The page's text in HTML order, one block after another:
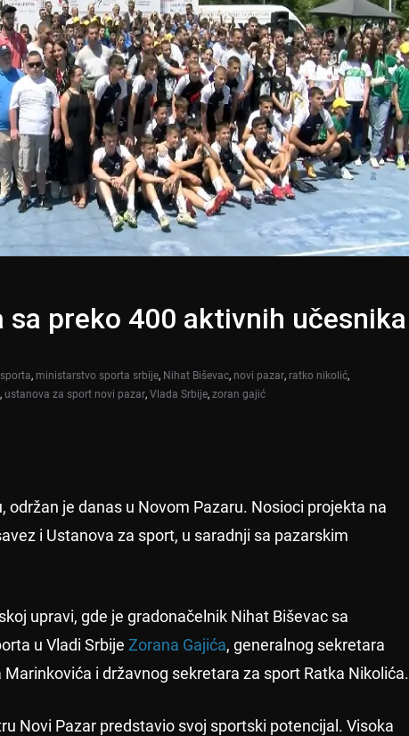
sa preko 400 aktivnih učesnika
, ministarstvo sporta srbije, Nihat Biševac, novi pazar, ratko nikolić,
, ustanova za sport novi pazar, Vlada Srbije, zoran gajić
održan je danas u Novom Pazaru. Nosioci projekta na
i Ustanova za sport, u saradnji sa pazarskim
upravi, gde je gradonačelnik Nihat Biševac sa
u Vladi Srbije Zorana Gajića, generalnog sekretara
i državnog sekretara za sport Ratka Nikolića.
Novi Pazar predstavio svoj sportski potencijal. Visoka